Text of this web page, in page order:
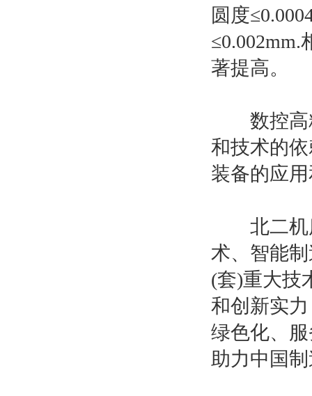
圆度
著提高。
数控高精
和技术的
装备的应
北二机床
术、智能
(套)重大技
和创新实
绿色化、
助力中国